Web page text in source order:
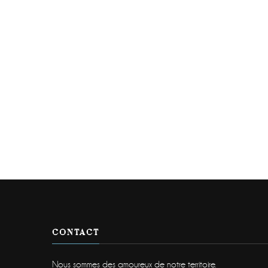
CONTACT
Nous sommes des amoureux de notre territoire.